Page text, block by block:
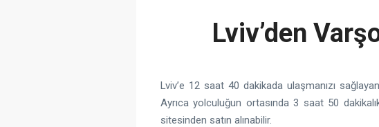
Lviv’den
Lviv’e 12 saat 40 dakikada ulaşmanızı
Ayrıca yolculuğun ortasında 3 saat 50
sitesinden satın alınabilir.